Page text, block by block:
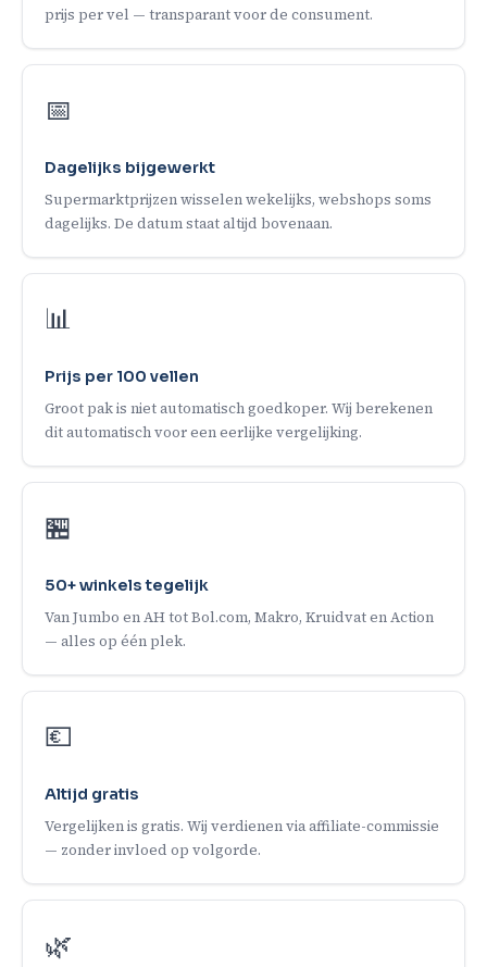
prijs per vel — transparant voor de consument.
📅
Dagelijks bijgewerkt
Supermarktprijzen wisselen wekelijks, webshops soms
dagelijks. De datum staat altijd bovenaan.
📊
Prijs per 100 vellen
Groot pak is niet automatisch goedkoper. Wij berekenen
dit automatisch voor een eerlijke vergelijking.
🏪
50+ winkels tegelijk
Van Jumbo en AH tot Bol.com, Makro, Kruidvat en Action
— alles op één plek.
💶
Altijd gratis
Vergelijken is gratis. Wij verdienen via affiliate-commissie
— zonder invloed op volgorde.
🌿